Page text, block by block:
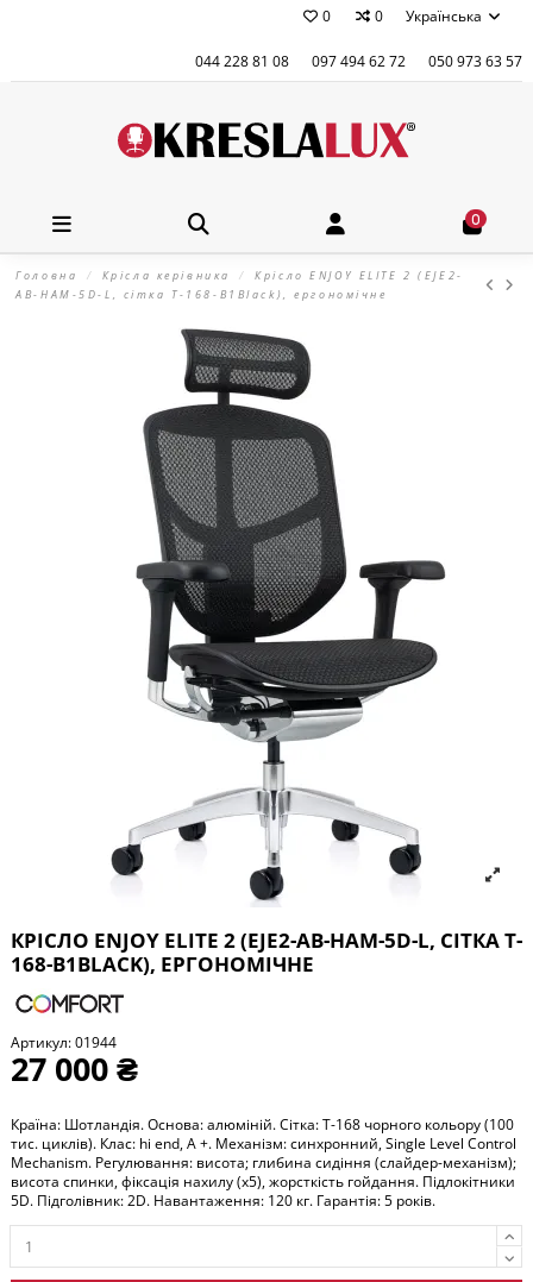
0 0 Українська
044 228 81 08 097 494 62 72 050 973 63 57
0
Головна Крісла керівника
Крісло ENJOY ELITE 2 (EJE2-
AB-HAM-5D-L, сітка T-168-B1Black), ергономічне
КРІСЛО ENJOY ELITE 2 (EJE2-AB-HAM-5D-L, СІТКА T-
168-B1BLACK), ЕРГОНОМІЧНЕ
Артикул:01944
27 000 ₴
Країна: Шотландія. Основа: алюміній. Сітка: T-168 чорного кольору (100
тис. циклів). Клас: hi end, А +. Механізм: синхронний, Single Level Control
Mechanism. Регулювання: висота; глибина сидіння (слайдер-механізм);
висота спинки, фіксація нахилу (х5), жорсткість гойдання. Підлокітники
5D. Підголівник: 2D. Навантаження: 120 кг. Гарантія: 5 років.